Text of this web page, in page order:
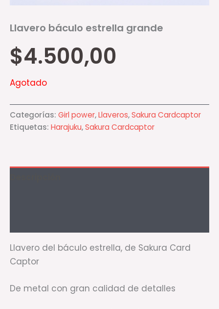
Llavero báculo estrella grande
$4.500,00
Agotado
Categorías: Girl power,Llaveros,Sakura Cardcaptor
Etiquetas: Harajuku,Sakura Cardcaptor
Llavero del báculo estrella, de Sakura Card
Captor
De metal con gran calidad de detalles